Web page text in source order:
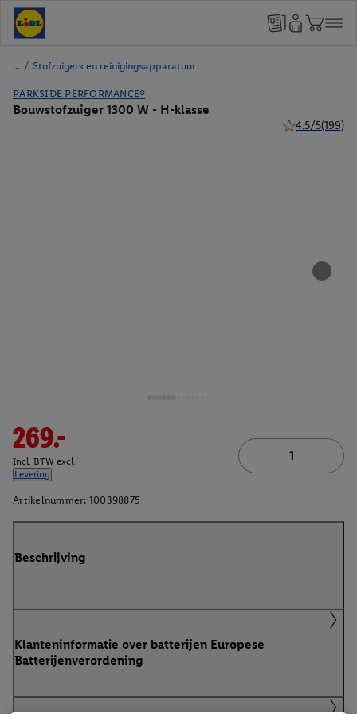
/ Stofzuigers en reinigingsapparatuur
PARKSIDE PERFORMANCE®
Bouwstofzuiger 1300 W - H-klasse
4.5/5(199)
269.-
Incl. BTW excl.
Levering
Artikelnummer: 100398875
Beschrijving
Klanteninformatie over batterijen Europese
Batterijenverordening